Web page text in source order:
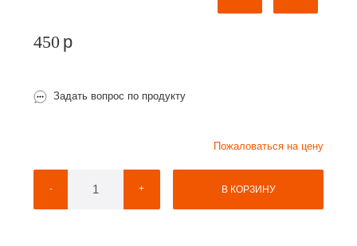
450 p
Задать вопрос по продукту
Пожаловаться на цену
- + В КОРЗИНУ